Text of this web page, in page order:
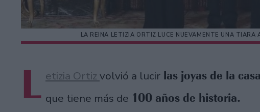
LA REINA LETIZIA ORTIZ LUCE NUEVAMENTE UNA TIARA
L etizia Ortiz volvió a lucir las joyas de la
que tiene más de 100 años de historia.